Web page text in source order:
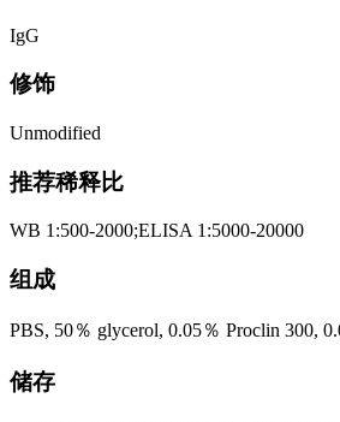
IgG
修饰
Unmodified
推荐稀释比
WB 1:500-2000;ELISA 1:5000-20000
组成
PBS, 50％ glycerol, 0.05％ Proclin 300,
储存